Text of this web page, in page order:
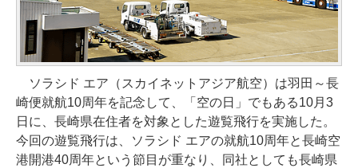
ソラシド エア（スカイネットアジア航空）は羽田～長
崎便就航10周年を記念して、「空の日」でもある10月3
日に、長崎県在住者を対象とした遊覧飛行を実施した。
今回の遊覧飛行は、ソラシド エアの就航10周年と長崎空
港開港40周年という節目が重なり、同社としても長崎県